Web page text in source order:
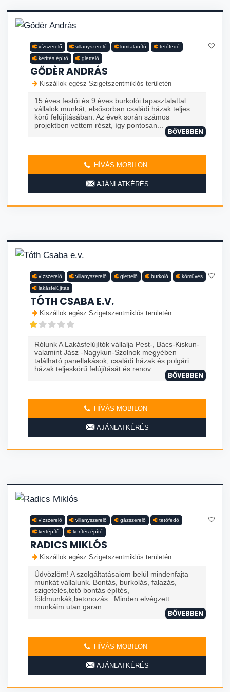
vízszerelő villanyszerelő lomtalanító tetőfedő
kerítés építő glettelő
GŐDÈR ANDRÁS
Kiszállok egész Szigetszentmiklós területén
15 éves festői és 9 éves burkolói tapasztalattal
vállalok munkát, elsősorban családi házak teljes
körű felújításában. Az évek során számos
projektben vettem részt, így pontosan...
BŐVEBBEN
HÍVÁS MOBILON
AJÁNLATKÉRÉS
vízszerelő villanyszerelő glettelő burkoló kőműves
lakásfelújítás
TÓTH CSABA E.V.
Kiszállok egész Szigetszentmiklós területén
Rólunk A Lakásfelújítók vállalja Pest-, Bács-Kiskun-
valamint Jász -Nagykun-Szolnok megyében
található panellakások, családi házak és polgári
házak teljeskörű felújítását és renov...
BŐVEBBEN
HÍVÁS MOBILON
AJÁNLATKÉRÉS
vízszerelő villanyszerelő gázszerelő tetőfedő
kertépítő kerítés építő
RADICS MIKLÓS
Kiszállok egész Szigetszentmiklós területén
Üdvözlöm! A szolgáltatásaiom belül mindenfajta
munkát vállalunk. Bontás, burkolás, falazás,
szigetelés,tető bontás építés,
földmunkák,betonozás. .Minden elvégzett
munkáim utan garan...
BŐVEBBEN
HÍVÁS MOBILON
AJÁNLATKÉRÉS